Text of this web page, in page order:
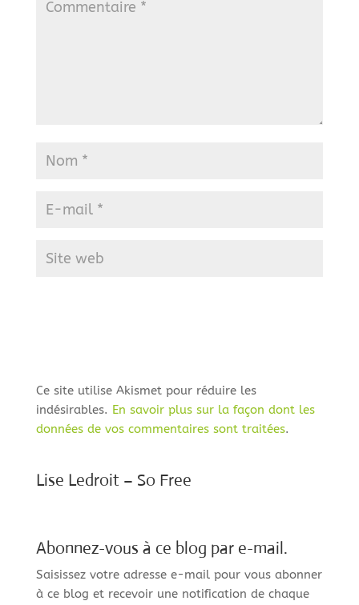
Ce site utilise Akismet pour réduire les
indésirables. En savoir plus sur la façon dont les
données de vos commentaires sont traitées.
Lise Ledroit – So Free
Abonnez-vous à ce blog par e-mail.
Saisissez votre adresse e-mail pour vous abonner
à ce blog et recevoir une notification de chaque